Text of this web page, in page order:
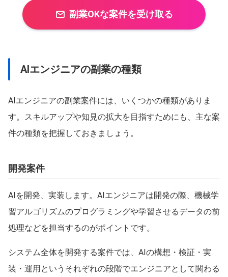
副業OKな案件を受け取る
AIエンジニアの副業の種類
AIエンジニアの副業案件には、いくつかの種類がありま
す。スキルアップや知見の拡大を目指すためにも、主な案
件の種類を把握しておきましょう。
開発案件
AIを開発、実装します。AIエンジニアは開発の際、機械学
習アルゴリズムのプログラミングや学習させるデータの前
処理などを担当するのがポイントです。
システム全体を開発する案件では、AIの構想・検証・実
装・運用というそれぞれの段階でエンジニアとして関わる